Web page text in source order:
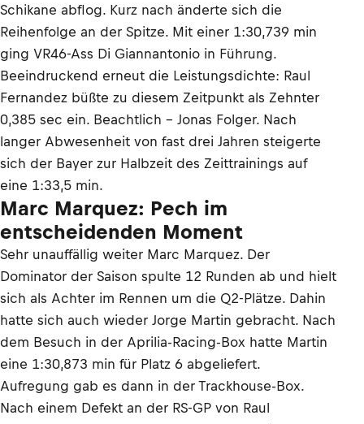
Schikane abflog. Kurz nach änderte sich die
Reihenfolge an der Spitze. Mit einer 1:30,739 min
ging VR46-Ass Di Giannantonio in Führung.
Beeindruckend erneut die Leistungsdichte: Raul
Fernandez büßte zu diesem Zeitpunkt als Zehnter
0,385 sec ein. Beachtlich – Jonas Folger. Nach
langer Abwesenheit von fast drei Jahren steigerte
sich der Bayer zur Halbzeit des Zeittrainings auf
eine 1:33,5 min.
Marc Marquez: Pech im
entscheidenden Moment
Sehr unauffällig weiter Marc Marquez. Der
Dominator der Saison spulte 12 Runden ab und hielt
sich als Achter im Rennen um die Q2-Plätze. Dahin
hatte sich auch wieder Jorge Martin gebracht. Nach
dem Besuch in der Aprilia-Racing-Box hatte Martin
eine 1:30,873 min für Platz 6 abgeliefert.
Aufregung gab es dann in der Trackhouse-Box.
Nach einem Defekt an der RS-GP von Raul